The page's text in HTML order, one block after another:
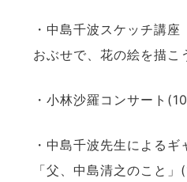
・中島千波スケッチ講
おぶせで、花の絵を描こ
・小林沙羅コンサート
・中島千波先生による
「父、中島清之のこと」